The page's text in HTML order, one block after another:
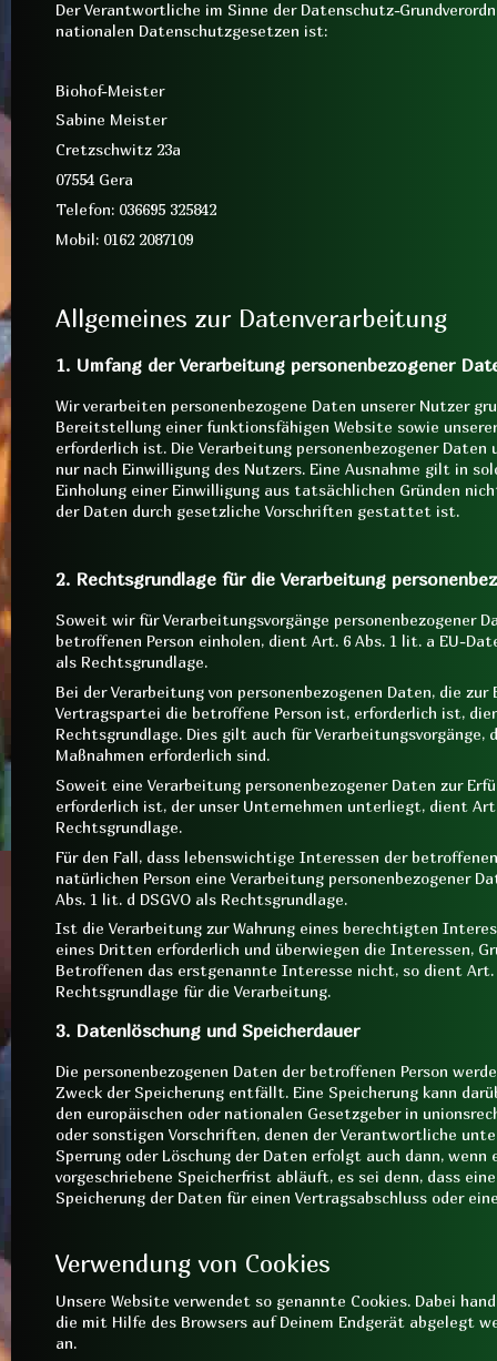
Der Verantwortliche im Sinne der Datenschutz-
nationalen Datenschutzgesetzen ist:
Biohof-Meister
Sabine Meister
Cretzschwitz 23a
07554 Gera
Telefon: 036695 325842
Mobil: 0162 2087109
Allgemeines zur Datenverarbeitung
1. Umfang der Verarbeitung personenbezogener
Wir verarbeiten personenbezogene Daten unserer Nutzer
Bereitstellung einer funktionsfähigen Website sowie
erforderlich ist. Die Verarbeitung personenbezogener
nur nach Einwilligung des Nutzers. Eine Ausnahme gilt in
Einholung einer Einwilligung aus tatsächlichen Gründen
der Daten durch gesetzliche Vorschriften gestattet ist.
2. Rechtsgrundlage für die Verarbeitung
Soweit wir für Verarbeitungsvorgänge personenbezogener
betroffenen Person einholen, dient Art. 6 Abs. 1 lit. a EU-
als Rechtsgrundlage.
Bei der Verarbeitung von personenbezogenen Daten, die
Vertragspartei die betroffene Person ist, erforderlich ist,
Rechtsgrundlage. Dies gilt auch für Verarbeitungsvorgänge,
Maßnahmen erforderlich sind.
Soweit eine Verarbeitung personenbezogener Daten zur
erforderlich ist, der unser Unternehmen unterliegt, dient Art.
Rechtsgrundlage.
Für den Fall, dass lebenswichtige Interessen der
natürlichen Person eine Verarbeitung personenbezogener
Abs. 1 lit. d DSGVO als Rechtsgrundlage.
Ist die Verarbeitung zur Wahrung eines berechtigten
eines Dritten erforderlich und überwiegen die Interessen,
Betroffenen das erstgenannte Interesse nicht, so dient Art.
Rechtsgrundlage für die Verarbeitung.
3. Datenlöschung und Speicherdauer
Die personenbezogenen Daten der betroffenen Person
Zweck der Speicherung entfällt. Eine Speicherung kann
den europäischen oder nationalen Gesetzgeber in
oder sonstigen Vorschriften, denen der Verantwortliche
Sperrung oder Löschung der Daten erfolgt auch dann,
vorgeschriebene Speicherfrist abläuft, es sei denn, dass
Speicherung der Daten für einen Vertragsabschluss oder
Verwendung von Cookies
Unsere Website verwendet so genannte Cookies. Dabei
die mit Hilfe des Browsers auf Deinem Endgerät abgelegt
an.